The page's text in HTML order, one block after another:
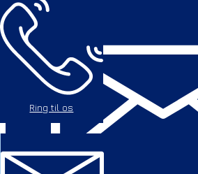
Ring til os